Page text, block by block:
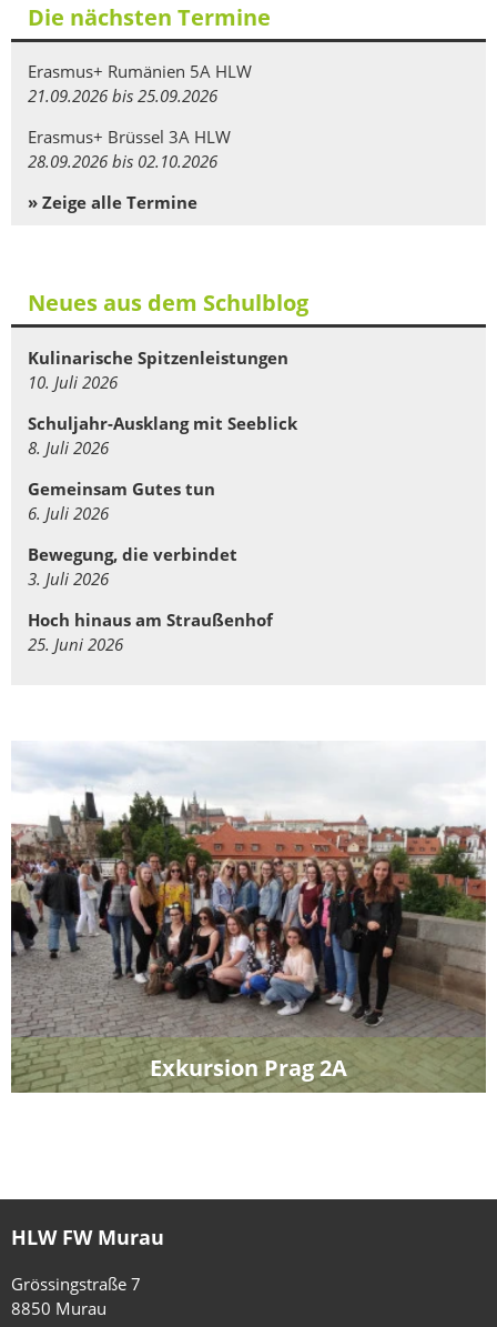
Die nächsten Termine
Erasmus+ Rumänien 5A HLW
21.09.2026 bis 25.09.2026
Erasmus+ Brüssel 3A HLW
28.09.2026 bis 02.10.2026
» Zeige alle Termine
Neues aus dem Schulblog
Kulinarische Spitzenleistungen
10. Juli 2026
Schuljahr-Ausklang mit Seeblick
8. Juli 2026
Gemeinsam Gutes tun
6. Juli 2026
Bewegung, die verbindet
3. Juli 2026
Hoch hinaus am Straußenhof
25. Juni 2026
Exkursion Prag 2A
HLW FW Murau
Grössingstraße 7
8850 Murau